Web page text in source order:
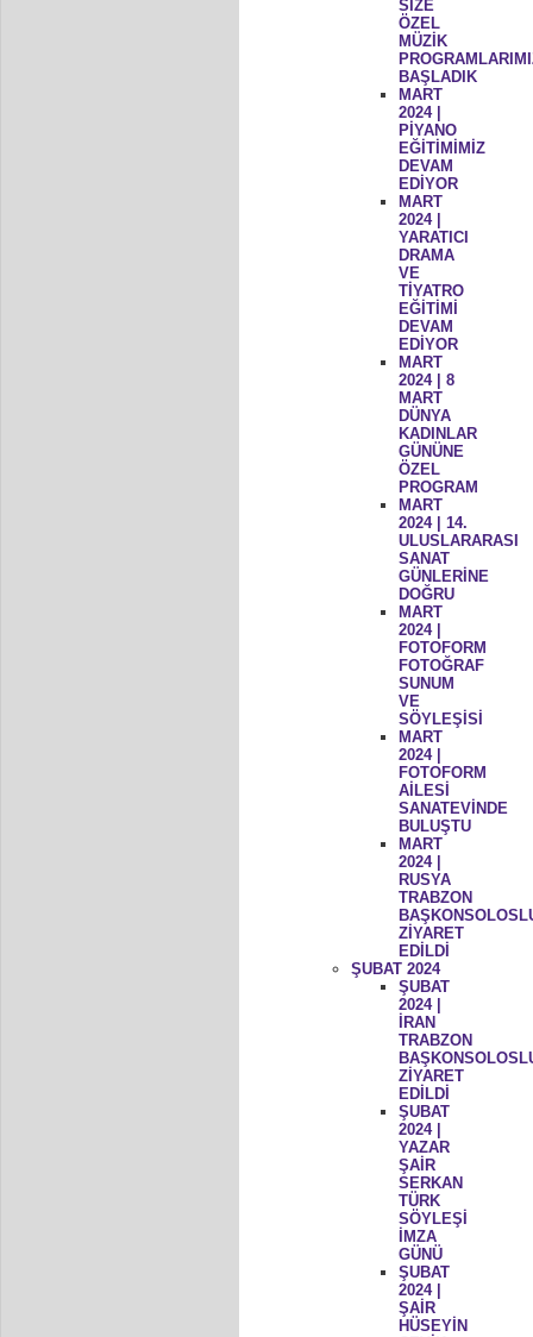
SİZE
ÖZEL
MÜZİK
BAŞLADIK
MART
2024 |
PİYANO
EĞİTİMİMİZ
DEVAM
EDİYOR
MART
2024 |
YARATICI
DRAMA
VE
TİYATRO
EĞİTİMİ
DEVAM
EDİYOR
MART
2024 | 8
MART
DÜNYA
KADINLAR
GÜNÜNE
ÖZEL
PROGRAM
MART
2024 | 14.
ULUSLARARASI
SANAT
GÜNLERİNE
DOĞRU
MART
2024 |
FOTOFORM
FOTOĞRAF
SUNUM
VE
SÖYLEŞİSİ
MART
2024 |
FOTOFORM
AİLESİ
SANATEVİNDE
BULUŞTU
MART
2024 |
RUSYA
TRABZON
ZİYARET
EDİLDİ
ŞUBAT 2024
ŞUBAT
2024 |
İRAN
TRABZON
ZİYARET
EDİLDİ
ŞUBAT
2024 |
YAZAR
ŞAİR
SERKAN
TÜRK
SÖYLEŞİ
İMZA
GÜNÜ
ŞUBAT
2024 |
ŞAİR
HÜSEYİN